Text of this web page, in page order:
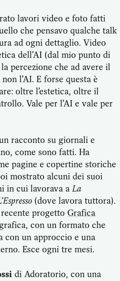
lavori video e foto fatti
che pensavo qualche talk
ad ogni dettaglio. Video
dell’AI (dal mio punto di
percezione che ad avere il
l’AI. E forse questa è
oltre l’estetica, oltre il
Vale per l’AI e vale per
racconto su giornali e
come sono fatti. Ha
pagine e copertine storiche
mostrato alcuni dei suoi
in cui lavorava a La
(dove lavora tuttora).
progetto Grafica
con un formato che
con un approccio e una
Esce ogni tre mesi.
di Adoratorio, con una